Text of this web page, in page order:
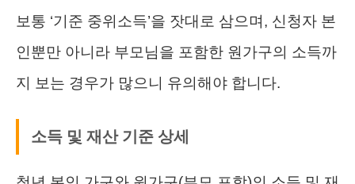
보통 ‘기준 중위소득’을 잣대로 삼으며, 신청자 본
인뿐만 아니라 부모님을 포함한 원가구의 소득까
지 보는 경우가 많으니 유의해야 합니다.
소득 및 재산 기준 상세